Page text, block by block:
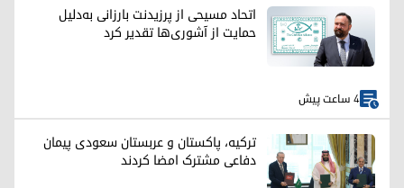
اتحاد مسیحی از پرزیدنت بارزانی به‌دلیل
حمایت از آشوری‌ها تقدیر کرد
4 ساعت پیش
ترکیه، پاکستان و عربستان سعودی پیمان
دفاعی مشترک امضا کردند